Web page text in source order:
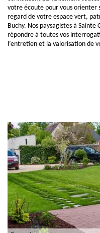
votre écoute pour vous orienter
regard de votre espace vert,
Buchy. Nos paysagistes à
répondre à toutes vos
l’entretien et la valorisation de